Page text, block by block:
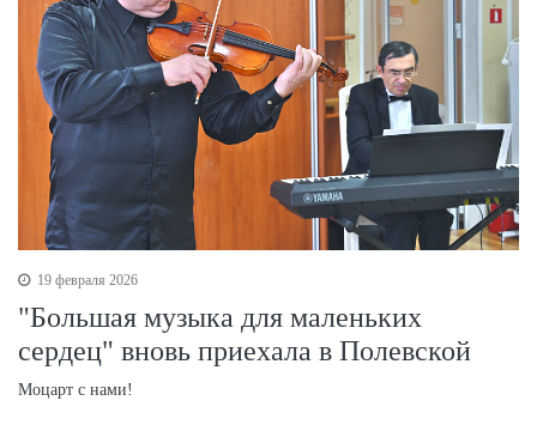
19 февраля 2026
"Большая музыка для маленьких
сердец" вновь приехала в Полевской
Моцарт с нами!